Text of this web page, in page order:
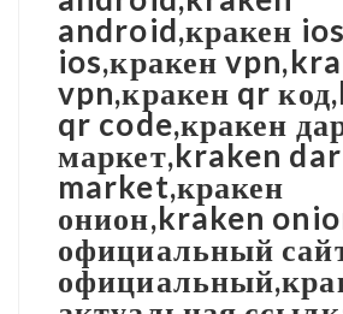
android,кракен
ios,кракен
vpn,кракен qr
qr code,кракен
маркет,kraken
market,кракен
онион,kraken
официальный